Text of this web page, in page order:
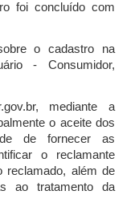
foi concluído com
o cadastro na
- Consumidor,
mediante a
o aceite dos
de fornecer as
o reclamante
reclamado, além de
ao tratamento da